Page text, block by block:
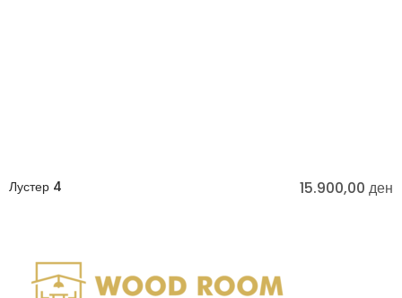
Лустер 4 15.900,00 ден